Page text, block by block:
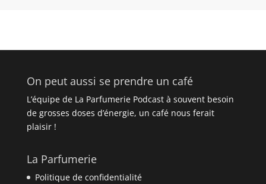
On peut aussi se prendre un café
L’équipe de La Parfumerie Podcast à souvent besoin
de grosses doses d’énergie, un café nous ferait
plaisir !
La Parfumerie
Politique de confidentialité